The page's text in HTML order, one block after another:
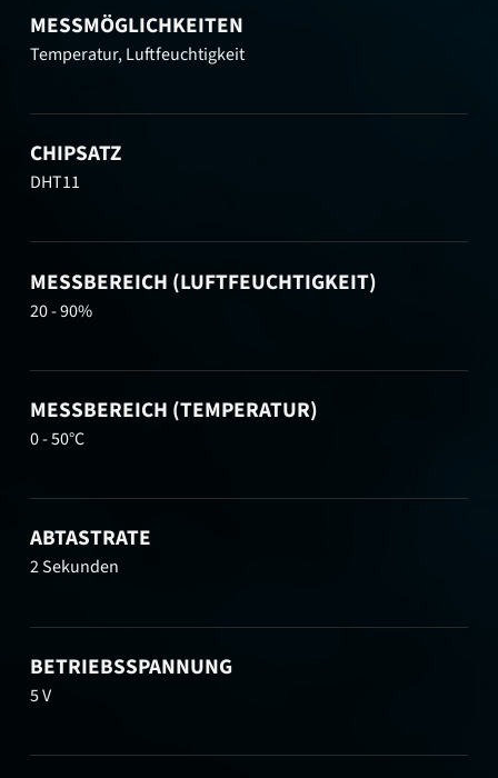
MESSMÖGLICHKEITEN
Temperatur, Luftfeuchtigkeit
CHIPSATZ
DHT11
MESSBEREICH (LUFTFEUCHTIGKEIT)
20 - 90%
MESSBEREICH (TEMPERATUR)
0 - 50°C
ABTASTRATE
2 Sekunden
BETRIEBSSPANNUNG
5 V